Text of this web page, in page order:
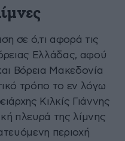
σε ό,τι αφορά τις
Ελλάδας, αφού
Βόρεια Μακεδονία
τρόπο το εν λόγω
Κιλκίς Γιάννης
πλευρά της λίμνης
περιοχή